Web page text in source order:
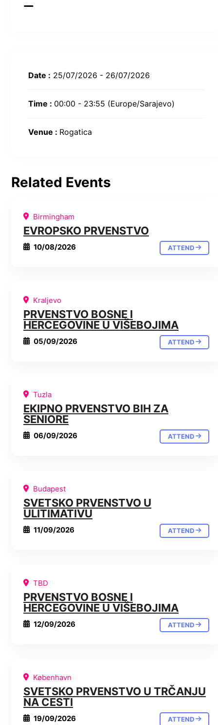
Date : 25/07/2026 - 26/07/2026
Time : 00:00 - 23:55 (Europe/Sarajevo)
Venue : Rogatica
Related Events
Birmingham
EVROPSKO PRVENSTVO
10/08/2026 ATTEND
Kraljevo
PRVENSTVO BOSNE I
HERCEGOVINE U VIŠEBOJIMA
05/09/2026 ATTEND
Tuzla
EKIPNO PRVENSTVO BIH ZA
SENIORE
06/09/2026 ATTEND
Budapest
SVETSKO PRVENSTVO U
ULITIMATIVU
11/09/2026 ATTEND
TBD
PRVENSTVO BOSNE I
HERCEGOVINE U VIŠEBOJIMA
12/09/2026 ATTEND
København
SVETSKO PRVENSTVO U TRČANJU
NA CESTI
19/09/2026 ATTEND